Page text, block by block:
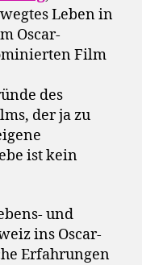
Leben in
Oscar-
Film
des
der ja zu
ist kein
und
ins Oscar-
Erfahrungen